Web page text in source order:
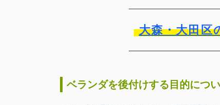
大森・大田区
ベランダを後付けする目的につ